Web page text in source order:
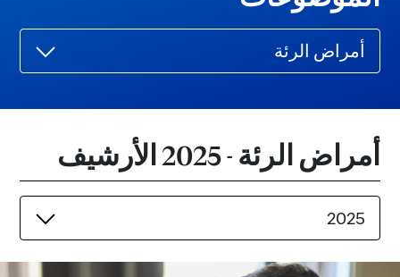
أمراض الرئة
أمراض الرئة - 2025 الأرشيف
2025